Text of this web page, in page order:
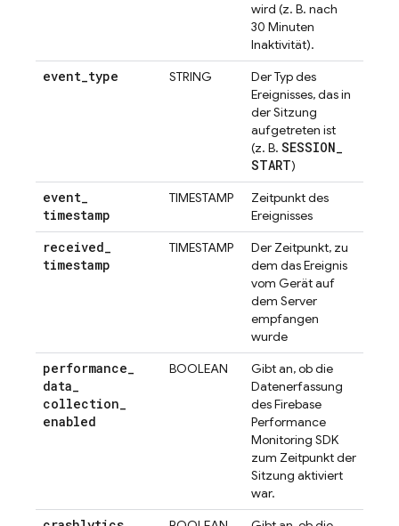
wird (z. B. nach
30 Minuten
Inaktivität).
event_type STRING
Der Typ des
Ereignisses, das in
der Sitzung
aufgetreten ist
(z. B. SESSION_
START)
event_
timestamp
TIMESTAMP
Zeitpunkt des
Ereignisses
received_
timestamp
TIMESTAMP
Der Zeitpunkt, zu
dem das Ereignis
vom Gerät auf
dem Server
empfangen
wurde
performance_
data_
collection_
enabled
BOOLEAN
Gibt an, ob die
Datenerfassung
des Firebase
Performance
Monitoring SDK
zum Zeitpunkt der
Sitzung aktiviert
war.